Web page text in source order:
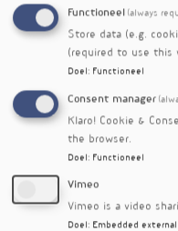
zwarte peper en
Preventieve
diabetes mellitus
een vetreducerende
type 2 patiënten
gebruik van
met name als er
voorkomt of bij type
Functioneel (always
Store data (e.g.
(required to use this
Doel : Functioneel
Consent manager
Klaro! Cookie &
the browser.
Doel : Functioneel
Vimeo
Vimeo is a video
Doel : Embedded